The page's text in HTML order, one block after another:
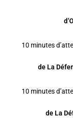
10 minutes
de La
10 minutes
de La